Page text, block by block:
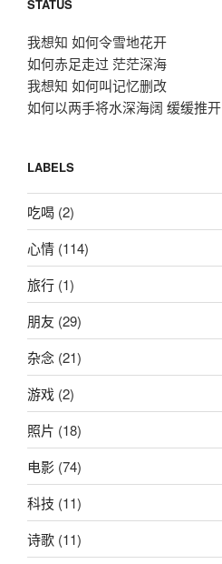
STATUS
我想知 如何令雪地花开
如何赤足走过 茫茫深海
我想知 如何叫记忆删改
如何以两手将水深海阔 缓缓推开
LABELS
吃喝 (2)
心情 (114)
旅行 (1)
朋友 (29)
杂念 (21)
游戏 (2)
照片 (18)
电影 (74)
科技 (11)
诗歌 (11)